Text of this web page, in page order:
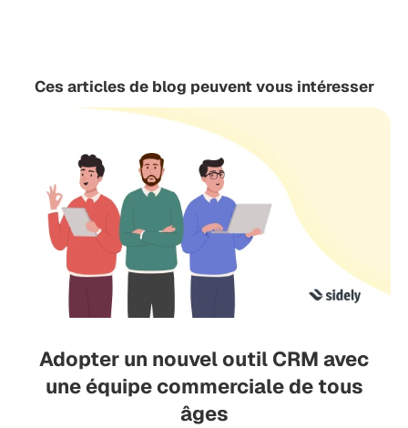
Ces articles de blog peuvent vous intéresser
Adopter un nouvel outil CRM avec
une équipe commerciale de tous
âges